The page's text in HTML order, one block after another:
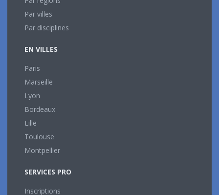
Par villes
Par disciplines
EN VILLES
Paris
Marseille
Lyon
Bordeaux
Lille
Toulouse
Montpellier
SERVICES PRO
Inscriptions